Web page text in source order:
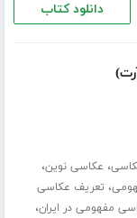
دانلود کتاب
، عکاسی نوین،
، تعریف عکاسی
مفهومی در ایران،